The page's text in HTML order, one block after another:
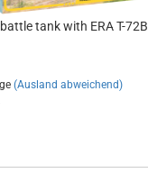
tank with ERA T-72B
(Ausland abweichend)